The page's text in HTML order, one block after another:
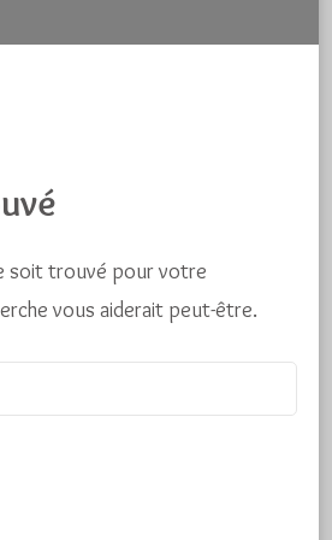
soit trouvé pour votre
vous aiderait peut-être.